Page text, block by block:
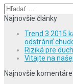
Hľadať:
Najnovšie články
Trend 3 2015
odstrániť
Riziká pre
Vitajte na
Najnovšie komentáre